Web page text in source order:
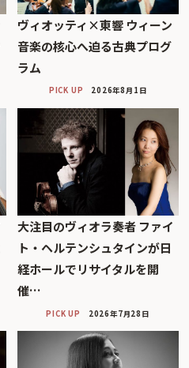
ヴィオッティ×東響 ウィーン
音楽の核心へ迫る古典プログ
ラム
PICK UP 2026年8月1日
大注目のヴィオラ奏者 ファイ
ト・ヘルテンシュタインが日
経ホールでリサイタルを開
催…
PICK UP 2026年7月28日